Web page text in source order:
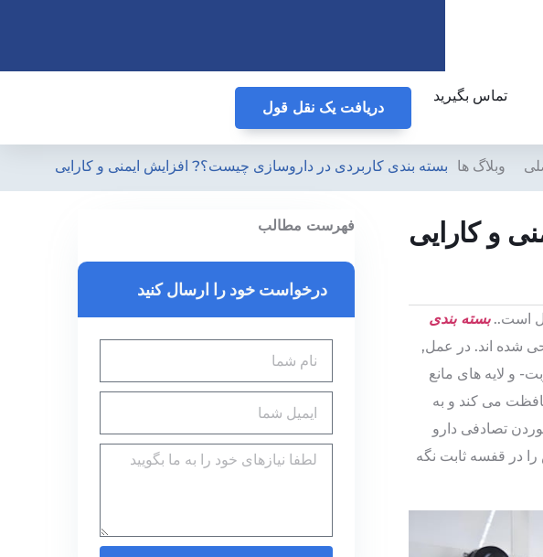
تماس بگیرید
دریافت یک نقل قول
وبلاگ ها بسته بندی کاربردی در داروسازی چیست؟? افزایش ایمنی و کارایی
و کارایی
است.. بسته بندی
شده اند. در عمل,
و لایه های مانع
می کند و به
تصادفی دارو
در قفسه ثابت نگه
فهرست مطالب
درخواست خود را ارسال کنید